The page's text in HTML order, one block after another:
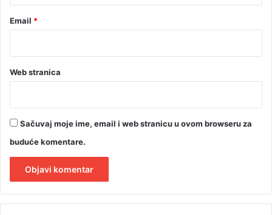
Email *
Web stranica
Sačuvaj moje ime, email i web stranicu u ovom browseru za
buduće komentare.